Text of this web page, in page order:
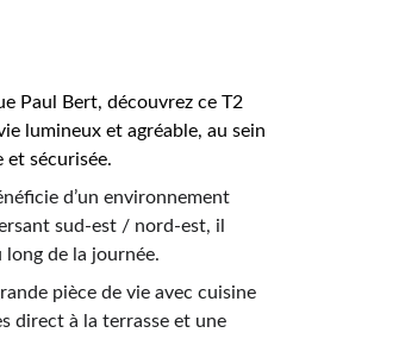
Paul Bert, découvrez ce T2
lumineux et agréable, au sein
et sécurisée.
d’un environnement
sud-est / nord-est, il
de la journée.
pièce de vie avec cuisine
direct à la terrasse et une